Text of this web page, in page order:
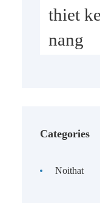
thiet
nang
Categories
Noithat